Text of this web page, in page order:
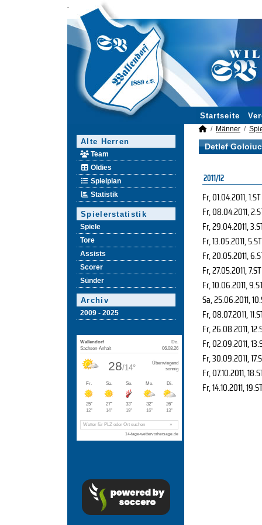
Startseite
Alte Herren
Team
Oldies
Spielplan
Statistik
Spielerstatistik
Spiele
Tore
Assists
Scorer
Sünder
Archiv
2009 - 2025
Männer
Detlef
2011/12
Fr, 01.04.2011, 1.ST
Fr, 08.04.2011,
Fr, 29.04.2011,
Fr, 13.05.2011, 5.ST
Fr, 20.05.2011,
Fr, 27.05.2011, 7.ST
Fr, 10.06.2011,
Sa, 25.06.2011,
Fr, 08.07.2011,
Fr, 26.08.2011,
Fr, 02.09.2011,
Fr, 30.09.2011,
Fr, 07.10.2011,
Fr, 14.10.2011,